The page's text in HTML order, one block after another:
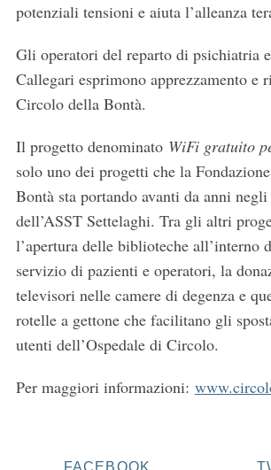
potenziali tensioni e aiuta l’alleanza
Gli operatori del reparto di psichiatria
Callegari esprimono apprezzamento e
Circolo della Bontà.
Il progetto denominato WiFi gratuito
solo uno dei progetti che la
Bontà sta portando avanti da anni
dell’ASST Settelaghi. Tra gli altri
l’apertura delle biblioteche all’interno
servizio di pazienti e operatori, la
televisori nelle camere di degenza e
rotelle a gettone che facilitano gli
utenti dell’Ospedale di Circolo.
Per maggiori informazioni:
FACEBOOK